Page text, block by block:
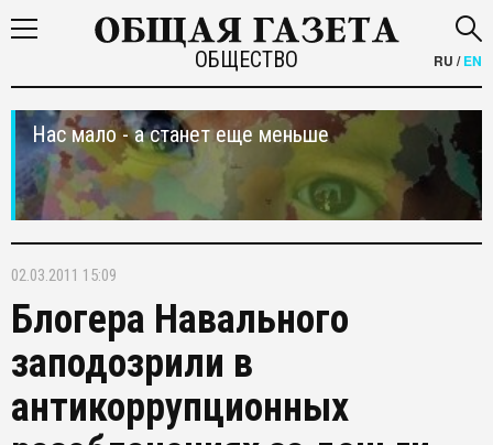
ОБЩЕСТВО RU /EN
Нас мало - а станет еще меньше
02.03.2011 15:09
Блогера Навального
заподозрили в
антикоррупционных